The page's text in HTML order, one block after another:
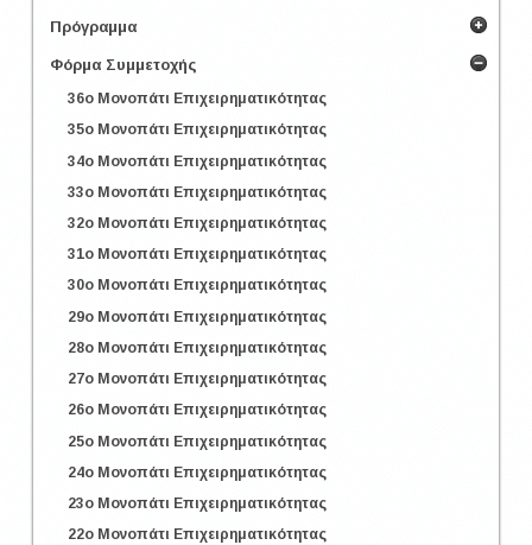
Πρόγραμμα
Φόρμα Συμμετοχής
36o Μονοπάτι Επιχειρηματικότητας
35o Μονοπάτι Επιχειρηματικότητας
34o Μονοπάτι Επιχειρηματικότητας
33o Μονοπάτι Επιχειρηματικότητας
32o Μονοπάτι Επιχειρηματικότητας
31o Μονοπάτι Επιχειρηματικότητας
30o Μονοπάτι Επιχειρηματικότητας
29o Μονοπάτι Επιχειρηματικότητας
28o Μονοπάτι Επιχειρηματικότητας
27o Μονοπάτι Επιχειρηματικότητας
26o Μονοπάτι Επιχειρηματικότητας
25o Μονοπάτι Επιχειρηματικότητας
24o Μονοπάτι Επιχειρηματικότητας
23o Μονοπάτι Επιχειρηματικότητας
22o Μονοπάτι Επιχειρηματικότητας